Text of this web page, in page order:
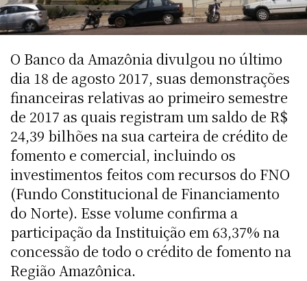
O Banco da Amazônia divulgou no último
dia 18 de agosto 2017, suas demonstrações
financeiras relativas ao primeiro semestre
de 2017 as quais registram um saldo de R$
24,39 bilhões na sua carteira de crédito de
fomento e comercial, incluindo os
investimentos feitos com recursos do FNO
(Fundo Constitucional de Financiamento
do Norte). Esse volume confirma a
participação da Instituição em 63,37% na
concessão de todo o crédito de fomento na
Região Amazônica.